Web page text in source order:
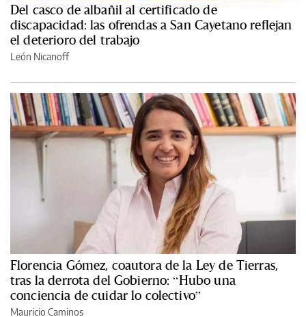
Del casco de albañil al certificado de
discapacidad: las ofrendas a San Cayetano reflejan
el deterioro del trabajo
León Nicanoff
Florencia Gómez, coautora de la Ley de Tierras,
tras la derrota del Gobierno: “Hubo una
conciencia de cuidar lo colectivo”
Mauricio Caminos